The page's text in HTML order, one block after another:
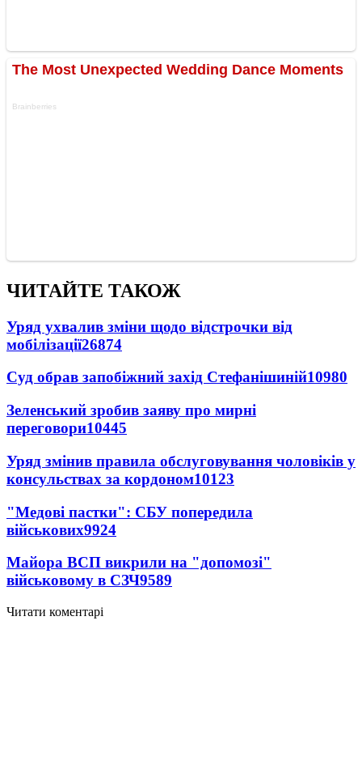
ЧИТАЙТЕ ТАКОЖ
Уряд ухвалив зміни щодо відстрочки від
мобілізації26874
Суд обрав запобіжний захід Стефанішиній10980
Зеленський зробив заяву про мирні
переговори10445
Уряд змінив правила обслуговування чоловіків у
консульствах за кордоном10123
"Медові пастки": СБУ попередила
військових9924
Майора ВСП викрили на "допомозі"
військовому в СЗЧ9589
Читати коментарі